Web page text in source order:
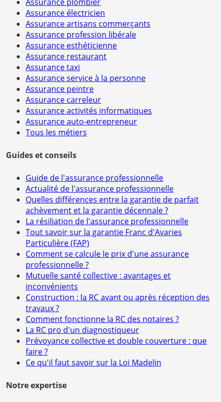
Assurance électricien
Assurance artisans commerçants
Assurance profession libérale
Assurance esthéticienne
Assurance restaurant
Assurance taxi
Assurance service à la personne
Assurance peintre
Assurance carreleur
Assurance activités informatiques
Assurance auto-entrepreneur
Tous les métiers
Guides et conseils
Guide de l'assurance professionnelle
Actualité de l'assurance professionnelle
Quelles différences entre la garantie de parfait
achèvement et la garantie décennale ?
La résiliation de l'assurance professionnelle
Tout savoir sur la garantie Franc d'Avaries
Particulière (FAP)
Comment se calcule le prix d'une assurance
professionnelle ?
Mutuelle santé collective : avantages et
inconvénients
Construction : la RC avant ou après réception des
travaux ?
Comment fonctionne la RC des notaires ?
La RC pro d'un diagnostiqueur
Prévoyance collective et double couverture : que
faire ?
Ce qu'il faut savoir sur la Loi Madelin
Notre expertise